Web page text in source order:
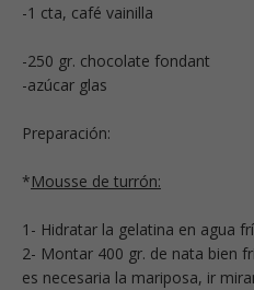
-1 cta, café vainilla
-250 gr. chocolate fondant
-azúcar glas
Preparación:
*Mousse de turrón:
1- Hidratar la gelatina en agua
2- Montar 400 gr. de nata bien
es necesaria la mariposa, ir